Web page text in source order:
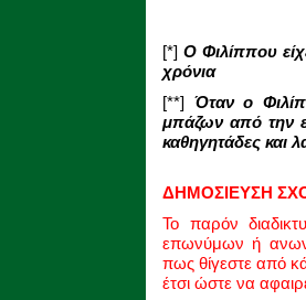
[*] Ο Φιλίππου
χρόνια
[**] Όταν ο
μπάζων από την
καθηγητάδες και
ΔΗΜΟΣΙΕΥΣΗ
Το παρόν
επωνύμων ή
πως θίγεστε από
έτσι ώστε να